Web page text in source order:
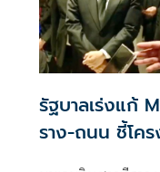
รัฐบาลเร่งแก้
ราง-ถนน ชี้โค